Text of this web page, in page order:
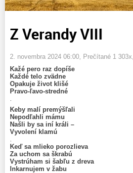
Z Verandy VIII
2. novembra 2024 06:00 , Prečítané 1 303x,
Kažé pero raz dopíše
Každé telo zvädne
Opakuje život klišé
Pravo-ľavo-stredné
Keby malí premýšľali
Nepodľahli mámu
Našli by sa iní králi –
Vyvolení klamú
Keď sa mlieko porozlieva
Za uchom sa škrabú
Vystrúham si šabľu z dreva
Inkarnujem v žabu